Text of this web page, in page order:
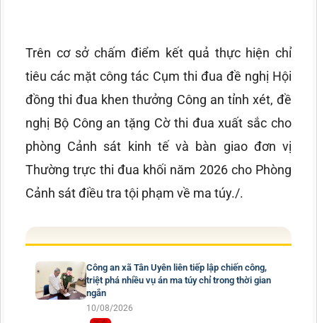
Trên cơ sở chấm điểm kết quả thực hiện chỉ
tiêu các mặt công tác Cụm thi đua đề nghị Hội
đồng thi đua khen thưởng Công an tỉnh xét, đề
nghị Bộ Công an tặng Cờ thi đua xuất sắc cho
phòng Cảnh sát kinh tế và bàn giao đơn vị
Thường trực thi đua khối năm 2026 cho Phòng
Cảnh sát điều tra tội phạm về ma túy./.
Công an xã Tân Uyên liên tiếp lập chiến công,
triệt phá nhiều vụ án ma túy chỉ trong thời gian
ngắn
10/08/2026